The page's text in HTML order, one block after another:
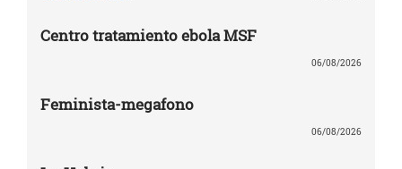
Centro tratamiento ebola MSF
06/08/2026
Feminista-megafono
06/08/2026